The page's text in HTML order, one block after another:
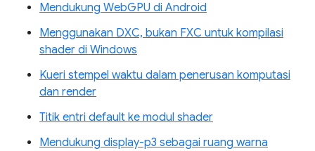
Mendukung WebGPU di Android
Menggunakan DXC, bukan FXC untuk kompilasi
shader di Windows
Kueri stempel waktu dalam penerusan komputasi
dan render
Titik entri default ke modul shader
Mendukung display-p3 sebagai ruang warna